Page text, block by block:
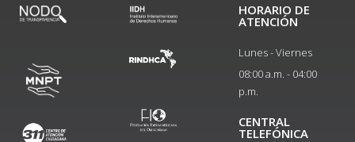
HORARIO DE
ATENCIÓN
Lunes - Viernes
08:00 a.m. - 04:00
p.m.
CENTRAL
TELEFÓNICA